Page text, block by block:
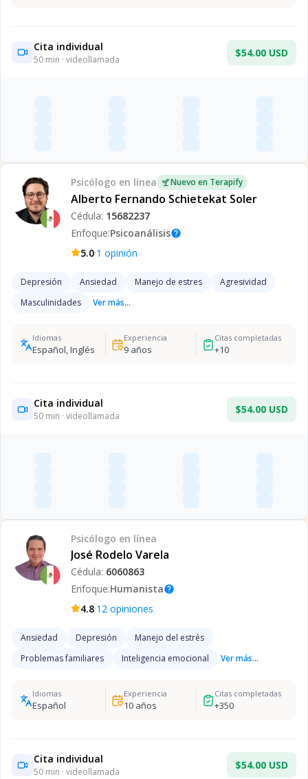
Cita individual
50 min · videollamada
$54.00 USD
Psicólogo en línea Nuevo en Terapify
Alberto Fernando Schietekat Soler
Cédula: 15682237
Enfoque:Psicoanálisishelp
5.0·1 opinión
Depresión Ansiedad Manejo de estres
Agresividad
Masculinidades
Ver más...
Idiomas
Español, Inglés
Experiencia
9años
Citas completadas
+10
Cita individual
50 min · videollamada
$54.00 USD
Psicólogo en línea
José Rodelo Varela
Cédula: 6060863
Enfoque:Humanistahelp
4.8·12 opiniones
Ansiedad Depresión
Manejo del estrés
Problemas familiares
Inteligencia emocional Ver más...
Idiomas
Español
Experiencia
10años
Citas completadas
+350
Cita individual
50 min · videollamada
$54.00 USD